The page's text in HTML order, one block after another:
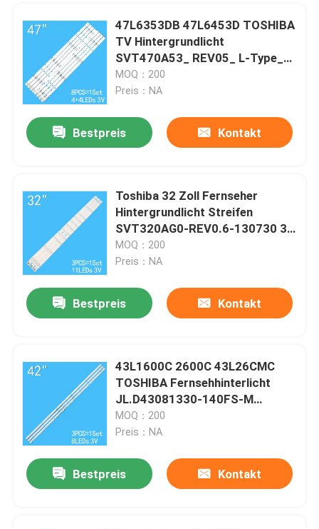
47L6353DB 47L6453D TOSHIBA
TV Hintergrundlicht
SVT470A53_ REV05_ L-Type_
140227
MOQ：200
Preis：NA
Bestpreis Kontakt
Toshiba 32 Zoll Fernseher
Hintergrundlicht Streifen
SVT320AG0-REV0.6-130730 3
3V 11 Lichter
MOQ：200
Preis：NA
Bestpreis Kontakt
43L1600C 2600C 43L26CMC
TOSHIBA Fernsehhinterlicht
JL.D43081330-140FS-M
E469119
MOQ：200
Preis：NA
Bestpreis Kontakt